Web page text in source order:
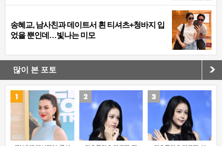
송혜교, 남사친과 데이트서 흰 티셔츠+청바지 입
었을 뿐인데…빛나는 미모
많이 본 포토